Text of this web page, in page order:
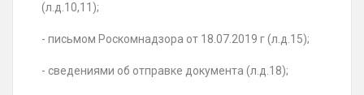
(л.д.10,11);
- письмом Роскомнадзора от 18.07.2019 г (л.д.15);
- сведениями об отправке документа (л.д.18);